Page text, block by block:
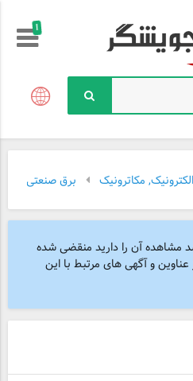
!
مکاترونیک برق صنعتی
مشاهده آن را دارید منقضی شده
و آگهی های مرتبط با این